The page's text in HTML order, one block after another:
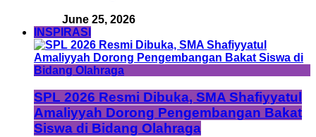
June 25, 2026
INSPIRASI
SPL 2026 Resmi Dibuka, SMA Shafiyyatul
Amaliyyah Dorong Pengembangan Bakat
Siswa di Bidang Olahraga